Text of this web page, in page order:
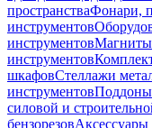
пространстваФонари,
инструментов
инструментовМагниты
инструментов
шкафовСтеллажи
инструментовПоддоны
силовой и
бензорезовАксессуары